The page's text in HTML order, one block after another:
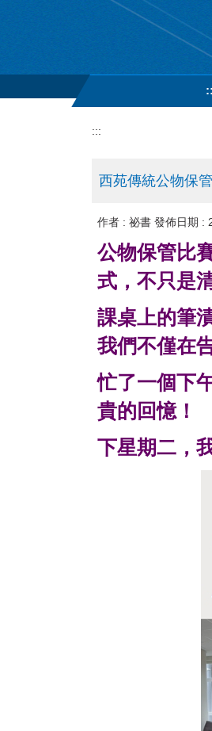
內
:::
西苑傳統公物保
作者 : 祕書 發佈日期 :
公物保管比
式，不只是
課桌上的筆
我們不僅在
忙了一個下
貴的回憶！
下星期二，